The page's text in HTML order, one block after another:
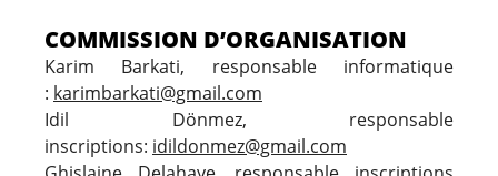
COMMISSION D’ORGANISATION
Karim Barkati, responsable informatique
: karimbarkati@gmail.com
Idil Dönmez, responsable
inscriptions: idildonmez@gmail.com